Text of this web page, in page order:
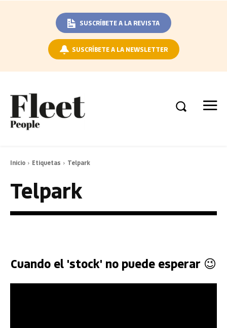
SUSCRÍBETE A LA REVISTA
SUSCRÍBETE A LA NEWSLETTER
Inicio Etiquetas Telpark
Telpark
Cuando el 'stock' no puede esperar 😉